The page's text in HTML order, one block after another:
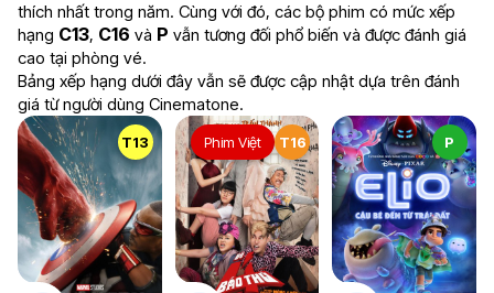
thích nhất trong năm. Cùng với đó, các bộ phim có mức xếp
hạng C13, C16 và P vẫn tương đối phổ biến và được đánh giá
cao tại phòng vé.
Bảng xếp hạng dưới đây vẫn sẽ được cập nhật dựa trên đánh
giá từ người dùng Cinematone.
T13 Phim Việt T16 P